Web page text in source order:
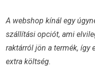
A webshop kínál egy
szállítási opciót, ami
raktárról jön a termék, így
extra költség.